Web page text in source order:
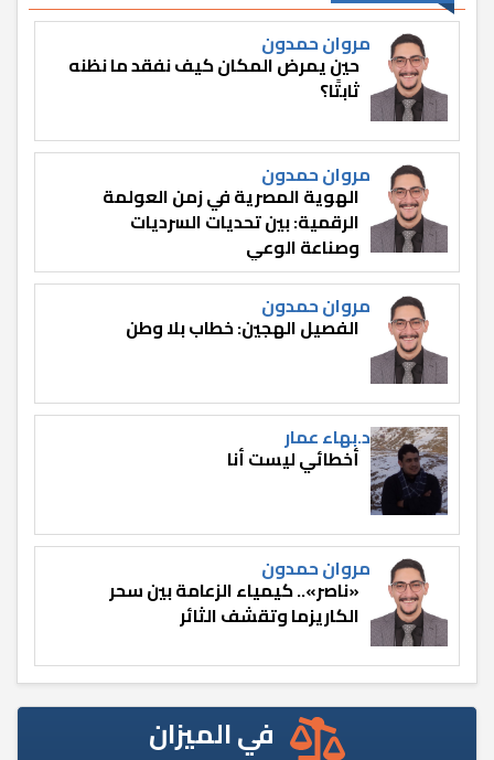
مروان حمدون
حين يمرض المكان كيف نفقد ما نظنه
ثابتًا؟
مروان حمدون
الهوية المصرية في زمن العولمة
الرقمية: بين تحديات السرديات
وصناعة الوعي
مروان حمدون
الفصيل الهجين: خطاب بلا وطن
د.بهاء عمار
أخطائي ليست أنا
مروان حمدون
«ناصر».. كيمياء الزعامة بين سحر
الكاريزما وتقشف الثائر
في الميزان